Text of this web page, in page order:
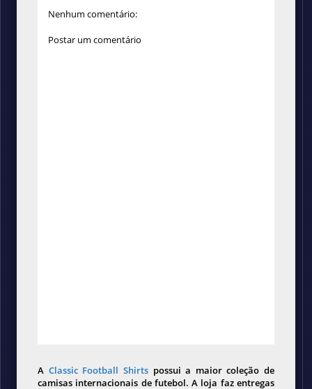
Nenhum comentário:
Postar um comentário
A Classic Football Shirts possui a maior coleção de
camisas internacionais de futebol. A loja faz entregas